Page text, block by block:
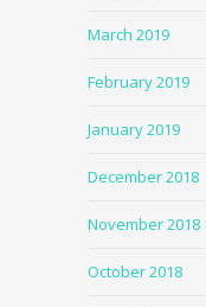
March 2019
February 2019
January 2019
December 2018
November 2018
October 2018